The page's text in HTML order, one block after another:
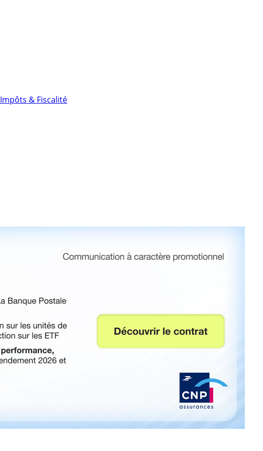
Impôts & Fiscalité